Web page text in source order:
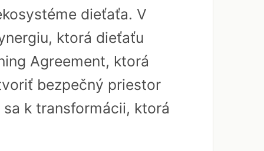
dieťaťa. V
ktorá dieťaťu
Agreement, ktorá
bezpečný priestor
k transformácii, ktorá